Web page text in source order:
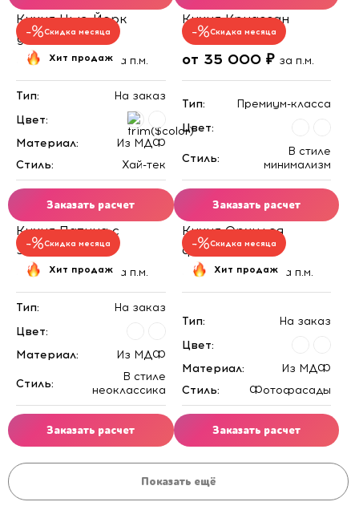
Скидка месяца
Хит продаж
Кухня Нью-Йорк
угловая
от 35 000 ₽ за п.м.
Тип:
На заказ
Цвет:
Материал:
Из МДФ
Стиль:
Хай-тек
Заказать расчет
Скидка месяца
Кухня Круассан
от 35 000 ₽ за п.м.
Тип:
Премиум-класса
Цвет:
Стиль:
В стиле
минимализм
Заказать расчет
Скидка месяца
Хит продаж
Кухня Патина с
золотом
от 34 000 ₽ за п.м.
Тип:
На заказ
Цвет:
Материал:
Из МДФ
Стиль:
В стиле
неоклассика
Заказать расчет
Скидка месяца
Хит продаж
Кухня Орхидея
фотопечать
от 36 000 ₽за п.м.
Тип:
На заказ
Цвет:
Материал:
Из МДФ
Стиль:
Фотофасады
Заказать расчет
Показать ещё